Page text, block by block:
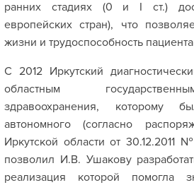
ранних стадиях (0 и I cт.)
европейских стран), что
жизни и трудоспособность
С 2012 Иркутский
областным
здравоохранения, которому
автономного (согласно
Иркутской области от 30.12.2011
позволил И.В. Ушакову
реализация которой помогла